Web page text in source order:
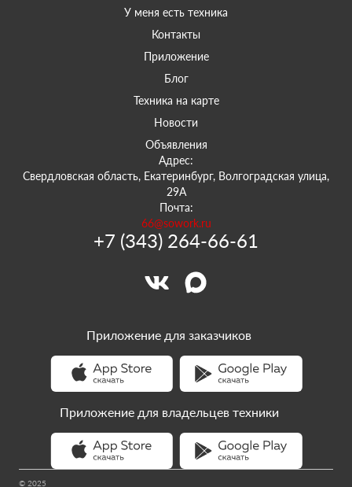
У меня есть техника
Контакты
Приложение
Блог
Техника на карте
Новости
Объявления
Адрес:
Свердловская область, Екатеринбург, Волгоградская улица,
29А
Почта:
66@sowork.ru
+7 (343) 264-66-61
© 2025
Приложение для заказчиков
Приложение для владельцев техники